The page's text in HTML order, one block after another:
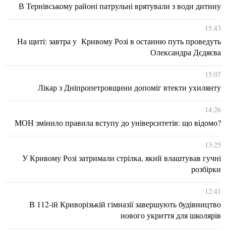
В Тернівському районі патрульні врятували з води дитину
15:43
На щиті: завтра у Кривому Розі в останню путь проведуть
Олександра Дєдяєва
15:07
Лікар з Дніпропетровщини допоміг втекти ухилянту
14:26
МОН змінило правила вступу до університетів: що відомо?
13:25
У Кривому Розі затримали стрілка, який влаштував гучні
розбірки
12:41
В 112-ій Криворізькій гімназії завершують будівництво
нового укриття для школярів